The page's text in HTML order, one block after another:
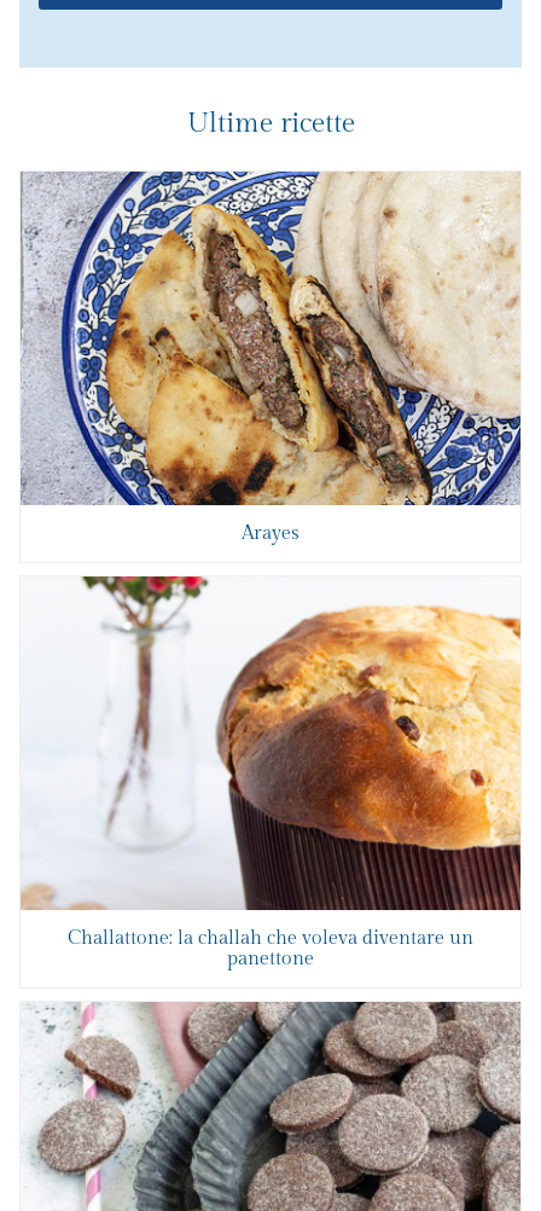
Ultime ricette
Arayes
Challattone: la challah che voleva diventare un
panettone